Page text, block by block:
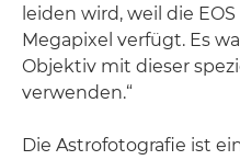
leiden wird, weil die
Megapixel verfügt. Es
Objektiv mit dieser
verwenden.“
Die Astrofotografie ist